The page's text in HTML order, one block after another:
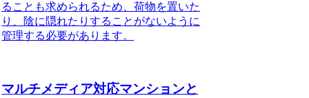
ることも求められるため、荷物を置いた
り、陰に隠れたりすることがないように
管理する必要があります。
マルチメディア対応マンションと